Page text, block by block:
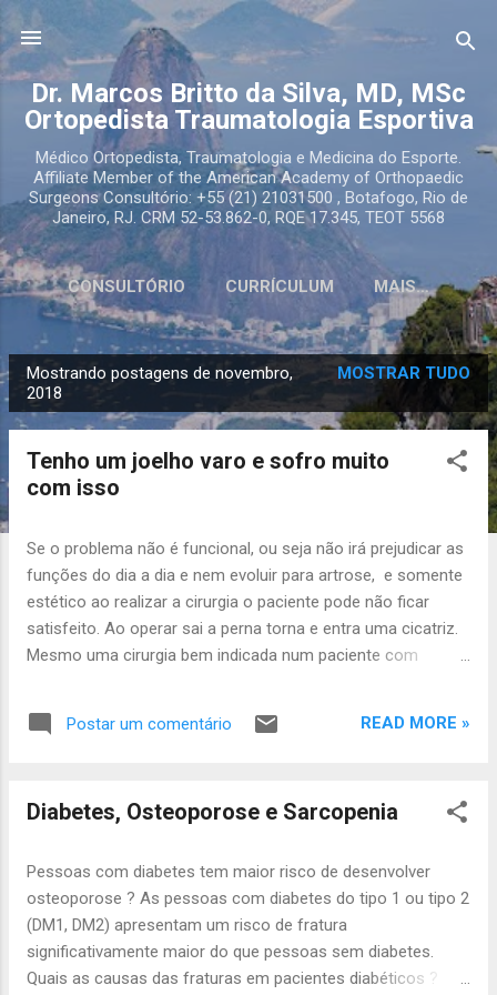
Pular para o conteúdo principal
Dr. Marcos Britto da Silva, MD, MSc
Ortopedista Traumatologia Esportiva
Médico Ortopedista, Traumatologia e Medicina do Esporte.
Affiliate Member of the American Academy of Orthopaedic
Surgeons Consultório: +55 (21) 21031500 , Botafogo, Rio de
Janeiro, RJ. CRM 52-53.862-0, RQE 17.345, TEOT 5568
CONSULTÓRIO CURRÍCULUM MAIS…
o
Mostrando postagens de novembro,
2018
MOSTRAR TUDO
Tenho um joelho varo e sofro muito
com isso
Se o problema não é funcional, ou seja não irá prejudicar as
funções do dia a dia e nem evoluir para artrose, e somente
estético ao realizar a cirurgia o paciente pode não ficar
satisfeito. Ao operar sai a perna torna e entra uma cicatriz.
Mesmo uma cirurgia bem indicada num paciente com
imaginar a seguinte situação: - O paciente com alteração da
lacraia tatuada na minha perna! Pode inclusive continuar
ao ortopedista para saber se há indicação do ponto de vista
ortopédico, que em geral irá indicar a cirurgia para melhorar
a função e prevenir a artrose no futuro. Porém se o
problema é estético e não tem indicação cirúrgica do ponto
de vista funcional uma conversa com um um psicanalista
Postar um comentário READ MORE »
Diabetes, Osteoporose e Sarcopenia
Pessoas com diabetes tem maior risco de desenvolver
osteoporose ? As pessoas com diabetes do tipo 1 ou tipo 2
(DM1, DM2) apresentam um risco de fratura
significativamente maior do que pessoas sem diabetes.
Quais as causas das fraturas em pacientes diabéticos ?